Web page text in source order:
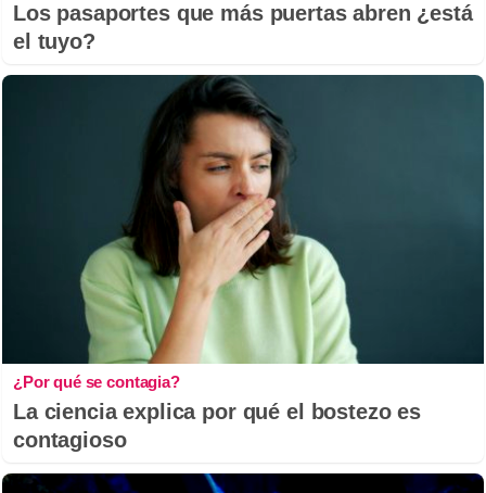
Los pasaportes que más puertas abren ¿está
el tuyo?
¿Por qué se contagia?
La ciencia explica por qué el bostezo es
contagioso